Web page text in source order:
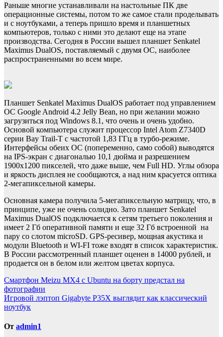
Раньше многие устанавливали на настольные ПК две
операционные системы, потом то же самое стали проделывать
и с ноутбуками, а теперь пришло время и планшетных
компьютеров, только с ними это делают еще на этапе
производства. Сегодня в России вышел планшет Senkatel
Maximus DualOS, поставляемый с двумя ОС, наиболее
распространенными во всем мире.
Планшет Senkatel Maximus DualOS работает под управлением
ОС Google Android 4.2 Jelly Bean, но при желании можно
загрузиться под Windows 8.1, что очень и очень удобно.
Основой компьютера служит процессор Intel Atom Z7340D
серии Bay Trail-T с частотой 1,83 ГГц в турбо-режиме.
Интерфейсы обеих ОС (попеременно, само собой) выводятся
на IPS-экран с диагональю 10,1 дюйма и разрешением
1900х1200 пикселей, что даже выше, чем Full HD. Углы обзора
и яркость дисплея не сообщаются, а над ним красуется оптика
2-мегапиксельной камеры.
Основная камера получила 5-мегапиксельную матрицу, что, в
принципе, уже не очень солидно. Зато планшет Senkatel
Maximus DualOS подключается к сетям третьего поколения и
имеет 2 Гб оперативной памяти и еще 32 Гб встроенной на
пару со слотом microSD. GPS-ресивер, мощная акустика и
модули Bluetooth и WI-FI тоже входят в список характеристик.
В России рассмотренный планшет оценен в 14000 рублей, и
продается он в белом или желтом цветах корпуса.
Навигация
по
записям
Смартфон Meizu MX4 с Ubuntu на борту предстал на
фотографии
Игровой лэптоп Gigabyte P35X выглядит как классический
ноутбук
От admin1